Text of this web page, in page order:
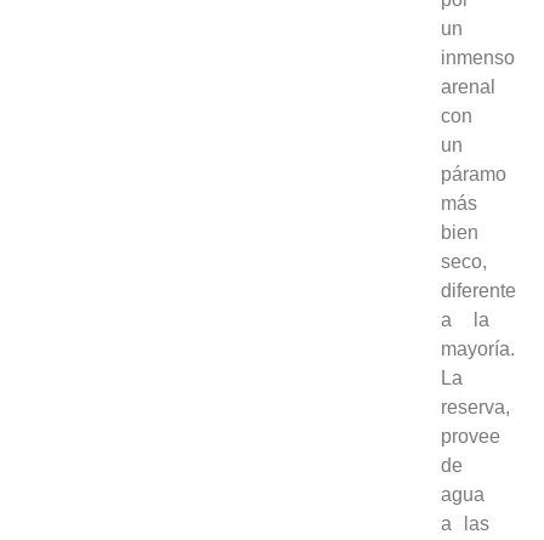
un
inmenso
arenal
con
un
páramo
más
bien
seco,
diferente
a la
mayoría.
La
reserva,
provee
de
agua
a las